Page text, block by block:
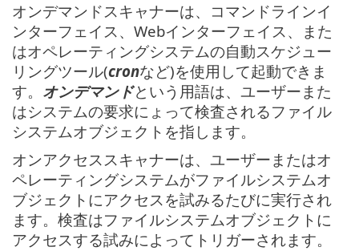
オンデマンドスキャナーは、コマンドラインイ
ンターフェイス、Webインターフェイス、また
はオペレーティングシステムの自動スケジュー
リングツール(cronなど)を使用して起動できま
す。 オンデマンドという用語は、ユーザーまた
はシステムの要求にょって検査されるファイル
システムオブジェクトを指します。
オンアクセススキャナーは、ユーザーまたはオ
ペレーティングシステムがファイルシステムオ
ブジェクトにアクセスを試みるたびに実行され
ます。検査はファイルシステムオブジェクトに
アクセスする試みによってトリガーされます。